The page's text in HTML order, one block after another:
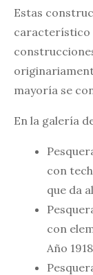
Estas
característico
mayoría se
En la galería
con
que da
con
Año